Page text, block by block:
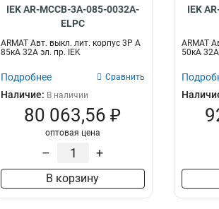
IEK AR-MCCB-3A-085-0032A-
ELPC
ARMAT Авт. выкл. лит. корпус 3P A
85кА 32А эл. пр. IEK
Подробнее Сравнить
Наличие: В наличии
80 063,56 ₽
оптовая цена
– +
В корзину
IEK
ARMAT
50кА